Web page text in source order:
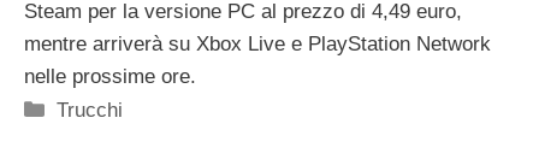
Steam per la versione PC al prezzo di 4,49 euro,
mentre arriverà su Xbox Live e PlayStation Network
nelle prossime ore.
Categorie
Trucchi